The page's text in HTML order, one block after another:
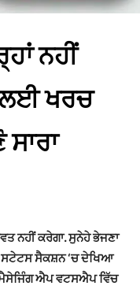
ਨਹੀਂ
ਖਰਚ
ਨਹੀਂ ਕਰੇਗਾ. ਸੁਨੇਹੇ ਭੇਜਣਾ
ਸੈਕਸ਼ਨ ‘ਚ ਦੇਖਿਆ
ਮੈਸੇਜਿੰਗ ਐਪ ਵਟਸਐਪ ਵਿੱਚ